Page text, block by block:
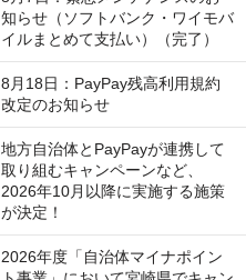
知らせ（ソフトバンク・ワイモバ
イルまとめて支払い）（完了）
8月18日：PayPay残高利用規約
改定のお知らせ
地方自治体とPayPayが連携して
取り組むキャンペーンなど、
2026年10月以降に実施する施策
が決定！
2026年度「自治体マイナポイン